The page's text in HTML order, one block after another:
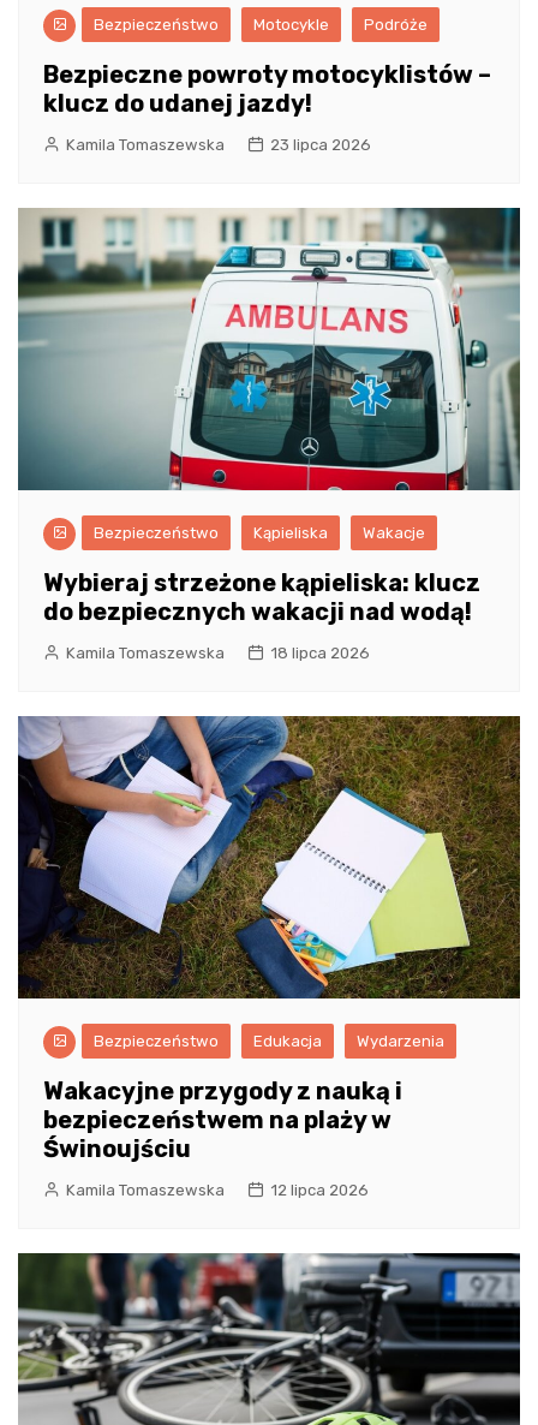
Bezpieczeństwo Motocykle Podróże
Bezpieczne powroty motocyklistów –
klucz do udanej jazdy!
Kamila Tomaszewska 23 lipca 2026
Bezpieczeństwo Kąpieliska Wakacje
Wybieraj strzeżone kąpieliska: klucz
do bezpiecznych wakacji nad wodą!
Kamila Tomaszewska 18 lipca 2026
Bezpieczeństwo Edukacja Wydarzenia
Wakacyjne przygody z nauką i
bezpieczeństwem na plaży w
Świnoujściu
Kamila Tomaszewska 12 lipca 2026